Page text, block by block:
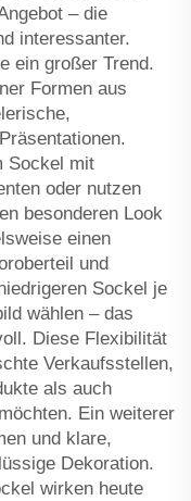
– die
interessanter.
ein großer Trend.
Formen aus
Sockel mit
oder nutzen
besonderen Look
einen
und
Sockel je
wählen – das
Diese Flexibilität
Verkaufsstellen,
als auch
Ein weiterer
und klare,
Dekoration.
wirken heute